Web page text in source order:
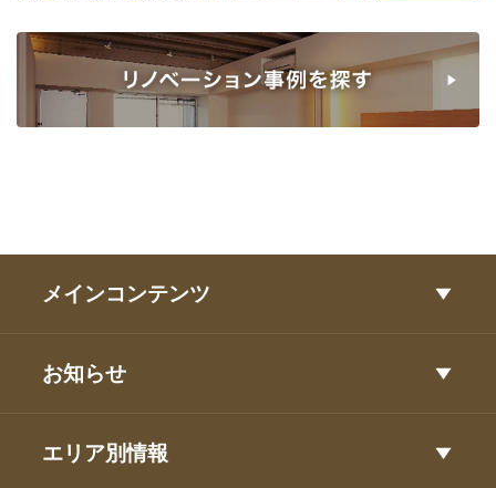
メインコンテンツ
お知らせ
エリア別情報